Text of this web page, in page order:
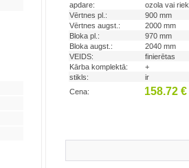
apdare:
ozola vai
Vērtnes pl.:
900 mm
Vērtnes augst.:
2000 mm
Bloka pl.:
970 mm
Bloka augst.:
2040 mm
VEIDS:
finierētas
Kārba komplektā:
+
stikls:
ir
Cena:
158.72 €